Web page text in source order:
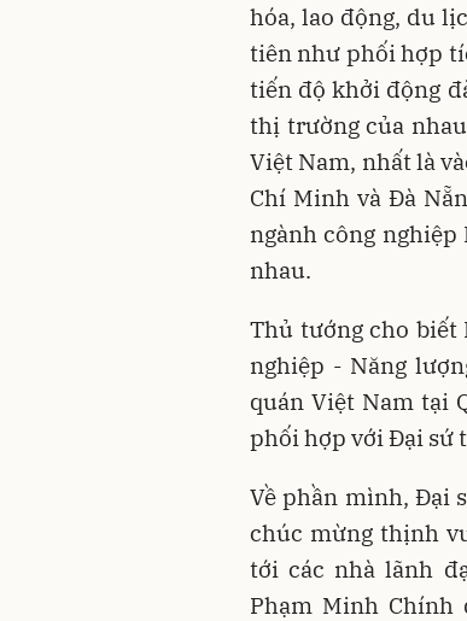
hóa, lao động, du
tiên như phối hợp
tiến độ khởi động
thị trường của
Việt Nam, nhất là
Chí Minh và Đà
ngành công
nhau.
Thủ tướng cho biết
nghiệp - Năng
quán Việt Nam tại
phối hợp với Đại sứ
Về phần mình, Đại
chúc mừng thịnh
tới các nhà lãnh
Phạm Minh